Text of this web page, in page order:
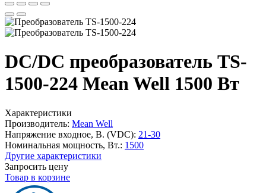
DC/DC преобразователь TS-
1500-224 Mean Well 1500 Вт
Характеристики
Производитель: Mean Well
Напряжение входное, В. (VDC): 21-30
Номинальная мощность, Вт.: 1500
Другие характеристики
Запросить цену
Товар в корзине